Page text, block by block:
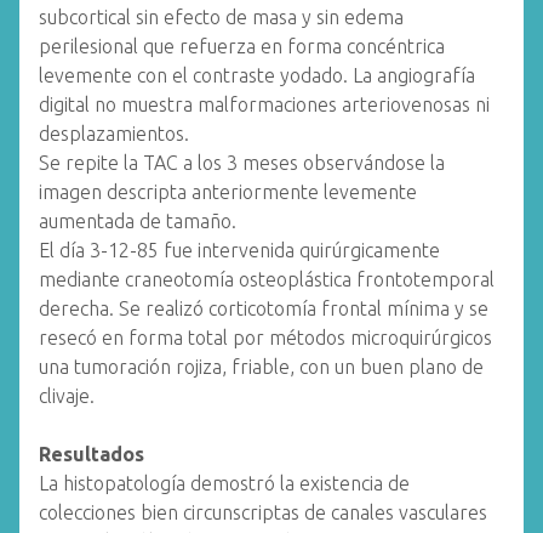
subcortical sin efecto de masa y sin edema
perilesional que refuerza en forma concéntrica
levemente con el contraste yodado. La angiografía
digital no muestra malformaciones arteriovenosas ni
desplazamientos.
Se repite la TAC a los 3 meses observándose la
imagen descripta anteriormente levemente
aumentada de tamaño.
El día 3-12-85 fue intervenida quirúrgicamente
mediante craneotomía osteoplástica frontotemporal
derecha. Se realizó corticotomía frontal mínima y se
resecó en forma total por métodos microquirúrgicos
una tumoración rojiza, friable, con un buen plano de
clivaje.
Resultados
La histopatología demostró la existencia de
colecciones bien circunscriptas de canales vasculares